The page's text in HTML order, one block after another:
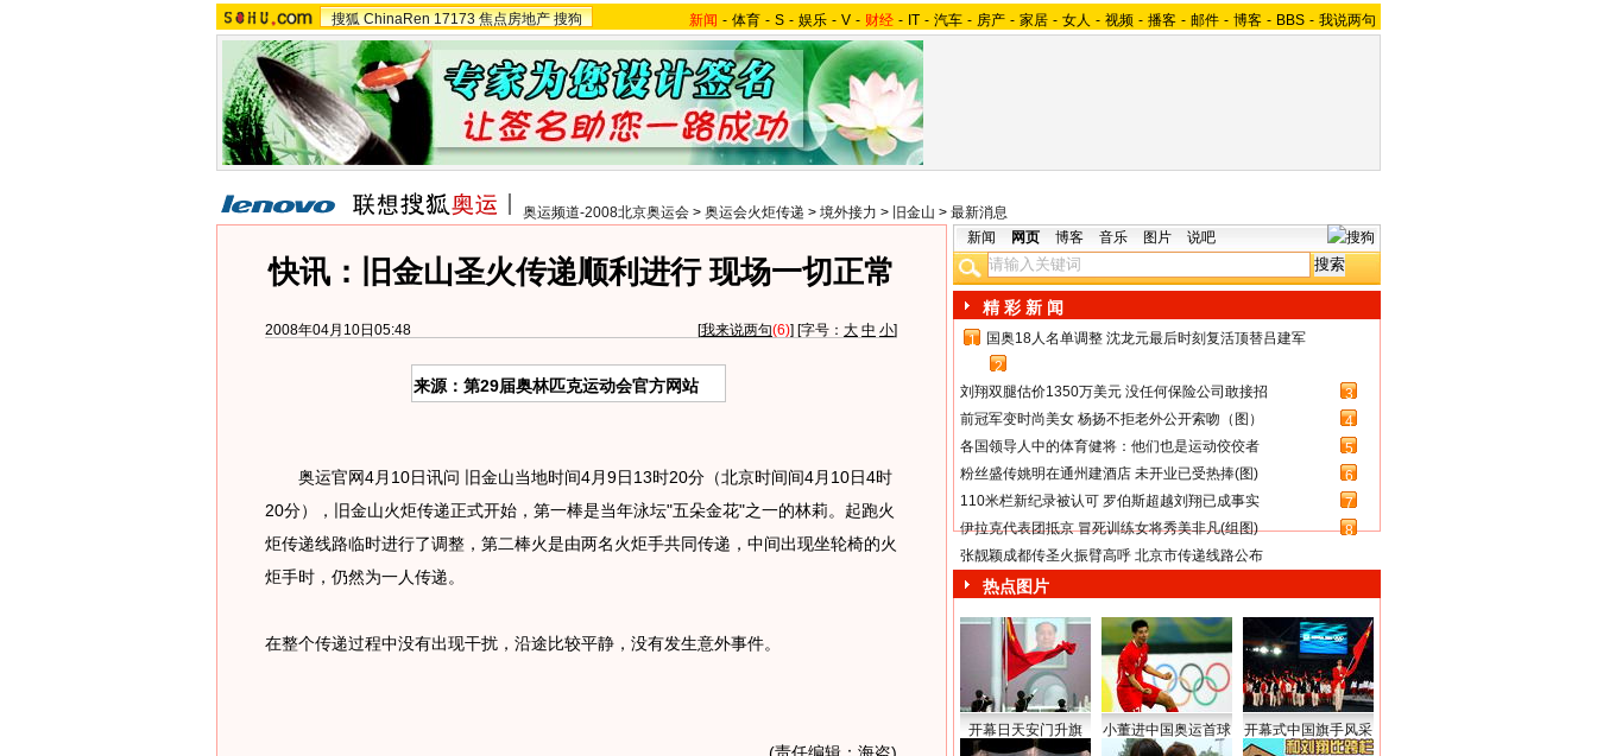
搜狐 ChinaRen 17173 焦点房地产 搜狗 新闻 - 体育 - S - 娱乐 - V - 财经 - IT - 汽车 - 房产 - 家居 - 女人 - 视频 - 播客 - 邮件 - 博客 - BBS - 我说两句
奥运频道-2008北京奥运会 > 奥运会火炬传递 > 境外接力 > 旧金山 > 最新消息
快讯：旧金山圣火传递顺利进行 现场一切正常
2008年04月10日05:48 [我来说两句(6)] [字号： 大 中 小]
来源：第29届奥林匹克运动会官方网站
奥运官网4月10日讯问 旧金山当地时间4月9日13时20分（北京时间间4月10日4时
20分），旧金山火炬传递正式开始，第一棒是当年泳坛"五朵金花"之一的林莉。起跑火
炬传递线路临时进行了调整，第二棒火是由两名火炬手共同传递，中间出现坐轮椅的火
炬手时，仍然为一人传递。
在整个传递过程中没有出现干扰，沿途比较平静，没有发生意外事件。
新闻 网页 博客 音乐 图片 说吧
精 彩 新 闻
1
国奥18人名单调整 沈龙元最后时刻复活顶替吕建军
2
刘翔双腿估价1350万美元 没任何保险公司敢接招
3
前冠军变时尚美女 杨扬不拒老外公开索吻（图）
4
各国领导人中的体育健将：他们也是运动佼佼者
5
粉丝盛传姚明在通州建酒店 未开业已受热捧(图)
6
110米栏新纪录被认可 罗伯斯超越刘翔已成事实
7
伊拉克代表团抵京 冒死训练女将秀美非凡(组图)
8
张靓颖成都传圣火振臂高呼 北京市传递线路公布
热点图片
开幕日天安门升旗 小董进中国奥运首球 开幕式中国旗手风采